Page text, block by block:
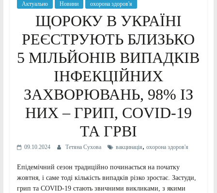
Актуально Новини охорона здоров'я
ЩОРОКУ В УКРАЇНІ
РЕЄСТРУЮТЬ БЛИЗЬКО
5 МІЛЬЙОНІВ ВИПАДКІВ
ІНФЕКЦІЙНИХ
ЗАХВОРЮВАНЬ, 98% ІЗ
НИХ – ГРИП, COVID-19
ТА ГРВІ
09.10.2024 Тетяна Сухова вакцинація, охорона здоров'я
Епідемічний сезон традиційно починається на початку
жовтня, і саме тоді кількість випадків різко зростає. Застуди,
грип та COVID-19 стають звичними викликами, з якими